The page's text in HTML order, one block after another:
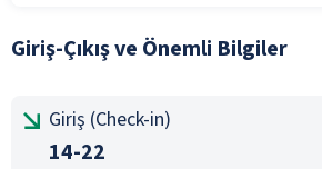
Giriş-Çıkış ve Önemli Bilgiler
Giriş (Check-in)
14-22